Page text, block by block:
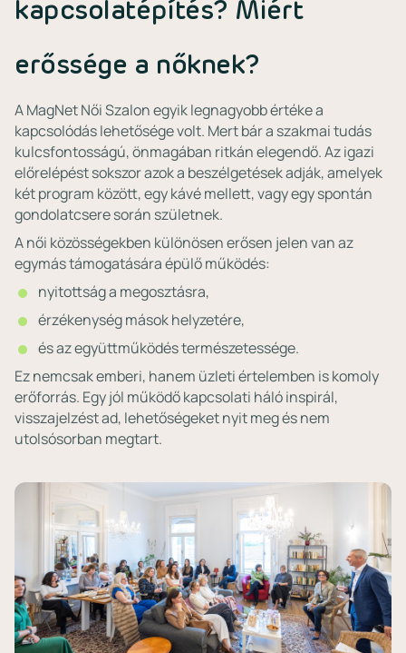
kapcsolatépítés? Miért
erőssége a nőknek?
A MagNet Női Szalon egyik legnagyobb értéke a
kapcsolódás lehetősége volt. Mert bár a szakmai tudás
kulcsfontosságú, önmagában ritkán elegendő. Az igazi
előrelépést sokszor azok a beszélgetések adják, amelyek
két program között, egy kávé mellett, vagy egy spontán
gondolatcsere során születnek.
A női közösségekben különösen erősen jelen van az
egymás támogatására épülő működés:
nyitottság a megosztásra,
érzékenység mások helyzetére,
és az együttműködés természetessége.
Ez nemcsak emberi, hanem üzleti értelemben is komoly
erőforrás. Egy jól működő kapcsolati háló inspirál,
visszajelzést ad, lehetőségeket nyit meg és nem
utolsósorban megtart.